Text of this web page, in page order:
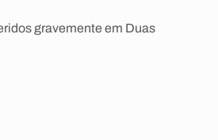
gravemente em Duas